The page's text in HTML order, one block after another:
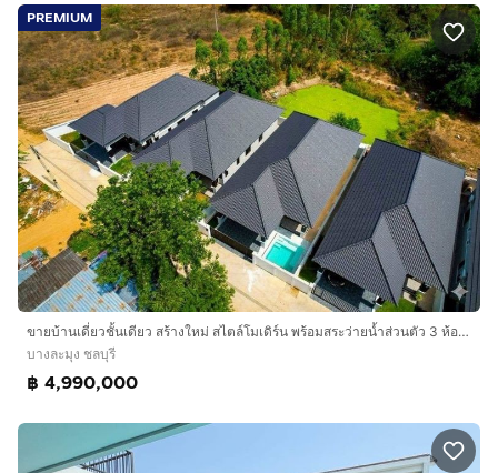
PREMIUM
ขายบ้านเดี่ยวชั้นเดียว สร้างใหม่ สไตล์โมเดิร์น พร้อมสระว่ายน้ำส่วนตัว 3 ห้องนอน เฟอร์นิเจอร์ครบ พร้อมเข้าอยู่ ทำเลห้วยใหญ่ พัทยา
บางละมุง ชลบุรี
฿ 4,990,000